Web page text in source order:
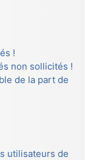
!
non sollicités !
de la part de
utilisateurs de